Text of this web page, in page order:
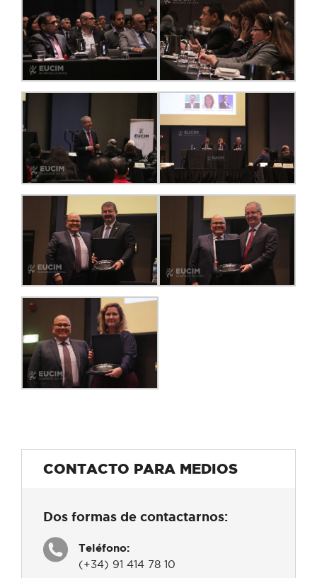
CONTACTO PARA MEDIOS
Dos formas de contactarnos:
Teléfono:
(+34) 91 414 78 10